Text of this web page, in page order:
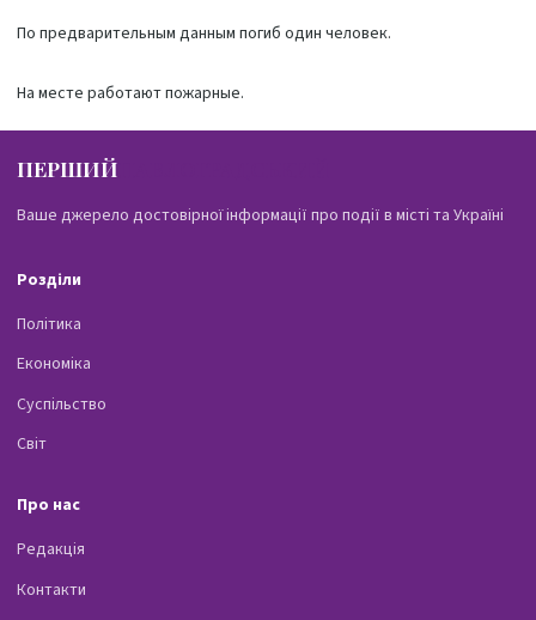
По предварительным данным погиб один человек.
На месте работают пожарные.
ПЕРШИЙ
Ваше джерело достовірної інформації про події в місті та Україні
Розділи
Політика
Економіка
Суспільство
Світ
Про нас
Редакція
Контакти